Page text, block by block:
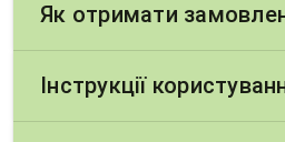
Як отримати
Інструкції